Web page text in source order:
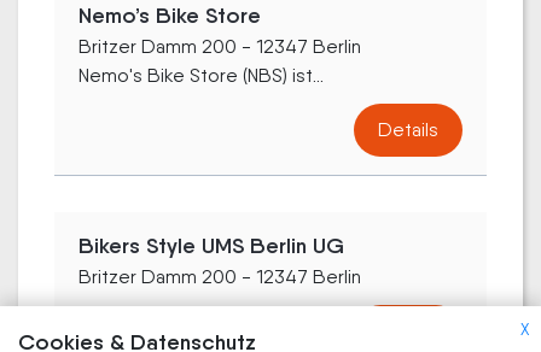
Nemo’s Bike Store
Britzer Damm 200 - 12347 Berlin
Nemo's Bike Store (NBS) ist...
Details
Bikers Style UMS Berlin UG
Britzer Damm 200 - 12347 Berlin
X
Cookies & Datenschutz